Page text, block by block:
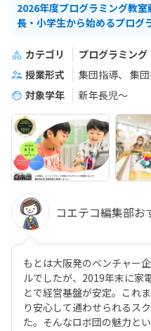
2026年度プログラミング教
長・小学生から始めるプログ
カテゴリ
プログラミン
授業形式
集団指導
集
対象学年
新年長児〜
コエテコ編集部お
もとは大阪発のベンチャー
ルでしたが、2019年末に家
とで経営基盤が安定。これ
り安心して通わせられるス
た。そんなロボ団の魅力と